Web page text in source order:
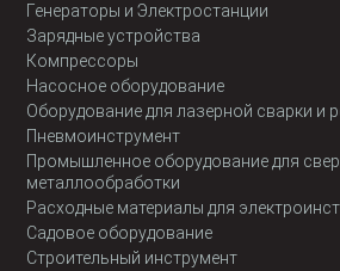
Генераторы и Электростанции
Зарядные устройства
Компрессоры
Насосное оборудование
Оборудование для лазерной сварки и
Пневмоинструмент
Промышленное оборудование для
металлообработки
Расходные материалы для
Садовое оборудование
Строительный инструмент